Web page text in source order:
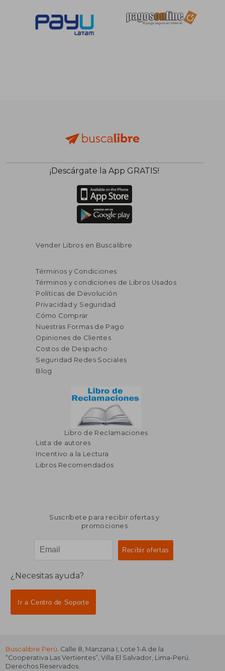
¡Descárgate la App GRATIS!
Vender Libros en Buscalibre
Términos y Condiciones
Términos y condiciones de Libros Usados
Políticas de Devolución
Privacidad y Seguridad
Cómo Comprar
Nuestras Formas de Pago
Opiniones de Clientes
Costos de Despacho
Seguridad Redes Sociales
Blog
Libro de Reclamaciones
Lista de autores
Incentivo a la Lectura
Libros Recomendados
Suscríbete para recibir ofertas y
promociones
¿Necesitas ayuda?
Ir a Centro de Soporte
Buscalibre Perú. Calle 8, Manzana I, Lote 1-A de la
“Cooperativa Las Vertientes”, Villa El Salvador, Lima-Perú.
Derechos Reservados.